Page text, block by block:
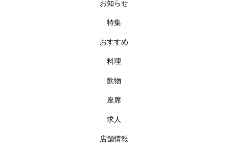
お知らせ
特集
おすすめ
料理
飲物
座席
求人
店舗情報